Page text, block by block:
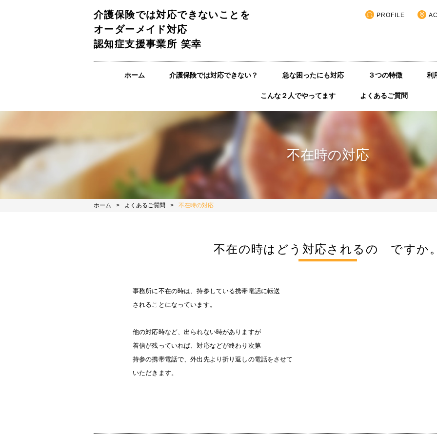
介護保険では対応できないことを
オーダーメイド対応
認知症支援事業所 笑幸
PROFILE
ホーム 介護保険では対応できない？ 急な困ったにも対応 ３つの特徴 利
こんな２人でやってます よくあるご質問
不在時の対応
ホーム よくあるご質問 不在時の対応
不在の時はどう対応されるの ですか
事務所に不在の時は、持参している携帯電話に転送
されることになっています。
他の対応時など、出られない時がありますが
着信が残っていれば、対応などが終わり次第
持参の携帯電話で、外出先より折り返しの電話をさせて
いただきます。